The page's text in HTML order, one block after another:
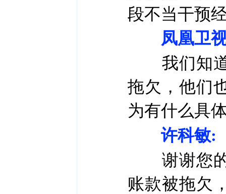
段不当干预
凤凰卫
我们知道
拖欠，他们
为有什么具
许科敏:
谢谢您的
账款被拖欠